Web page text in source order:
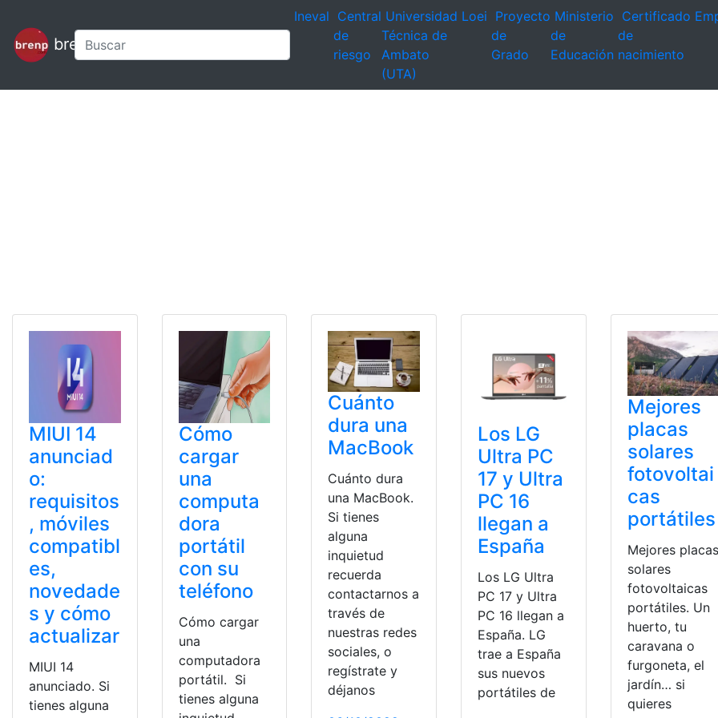
brenp
Ineval Central
de
riesgo
Universidad
Técnica de
Ambato
(UTA)
Loei Proyecto
de
Grado
Ministerio
de
Educación
Certificado
de
nacimiento
MIUI 14
anunciad
o:
requisitos
, móviles
compatibl
es,
novedade
s y cómo
actualizar
MIUI 14
anunciado. Si
tienes alguna
Cómo
cargar
una
computa
dora
portátil
con su
teléfono
Cómo cargar
una
computadora
portátil. Si
tienes alguna
Cuánto
dura una
MacBook
Cuánto dura
una MacBook.
Si tienes
alguna
inquietud
recuerda
contactarnos a
través de
nuestras redes
sociales, o
regístrate y
déjanos
Los LG
Ultra PC
17 y Ultra
PC 16
llegan a
España
Los LG Ultra
PC 17 y Ultra
PC 16 llegan a
España. LG
trae a España
sus nuevos
portátiles de
Mejores
placas
solares
fotovoltai
cas
portátiles
Mejores placas
solares
fotovoltaicas
portátiles. Un
huerto, tu
caravana o
furgoneta, el
jardín… si
quieres